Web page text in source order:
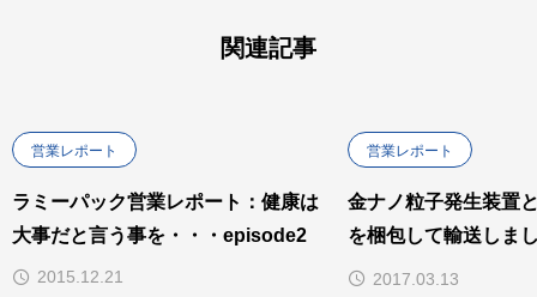
関連記事
営業レポート
ラミーパック営業レポート：健康は
大事だと言う事を・・・episode2
2015.12.21
営業レポート
金ナノ粒子発生装置
を梱包して輸送しま
BOXを活用
2017.03.13